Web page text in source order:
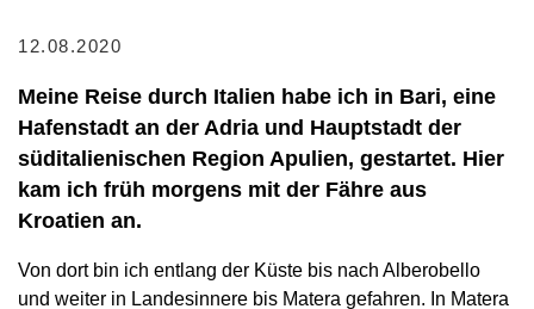
12.08.2020
Meine Reise durch Italien habe ich in Bari, eine
Hafenstadt an der Adria und Hauptstadt der
süditalienischen Region Apulien, gestartet. Hier
kam ich früh morgens mit der Fähre aus
Kroatien an.
Von dort bin ich entlang der Küste bis nach Alberobello
und weiter in Landesinnere bis Matera gefahren. In Matera